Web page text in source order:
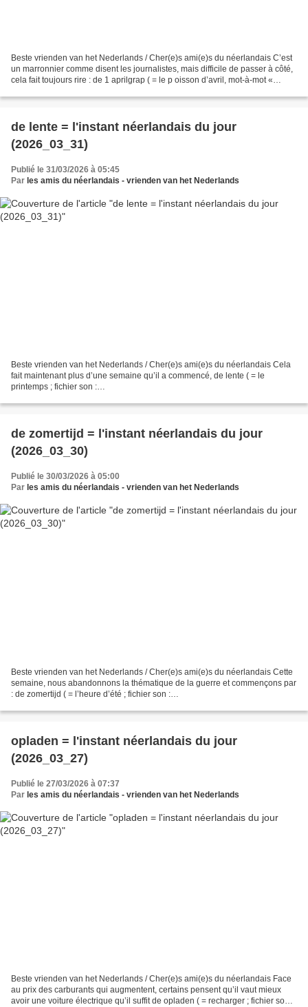
Beste vrienden van het Nederlands / Cher(e)s ami(e)s du néerlandais C’est
un marronnier comme disent les journalistes, mais difficile de passer à côté,
cela fait toujours rire : de 1 aprilgrap ( = le p oisson d’avril, mot-à-mot «
de lente = l'instant néerlandais du jour
(2026_03_31)
Publié le 31/03/2026 à 05:45
Par les amis du néerlandais - vrienden van het Nederlands
Beste vrienden van het Nederlands / Cher(e)s ami(e)s du néerlandais Cela
fait maintenant plus d’une semaine qu’il a commencé, de lente ( = le
printemps ; fichier son :
= wikimedia...
de zomertijd = l'instant néerlandais du jour
(2026_03_30)
Publié le 30/03/2026 à 05:00
Par les amis du néerlandais - vrienden van het Nederlands
Beste vrienden van het Nederlands / Cher(e)s ami(e)s du néerlandais Cette
semaine, nous abandonnons la thématique de la guerre et commençons par
: de zomertijd ( = l’heure d’été ; fichier son :
opladen = l'instant néerlandais du jour
(2026_03_27)
Publié le 27/03/2026 à 07:37
Par les amis du néerlandais - vrienden van het Nederlands
Beste vrienden van het Nederlands / Cher(e)s ami(e)s du néerlandais Face
au prix des carburants qui augmentent, certains pensent qu’il vaut mieux
avoir une voiture électrique qu’il suffit de opladen ( = recharger ; fichier son :